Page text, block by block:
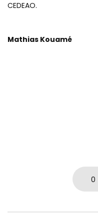
CEDEAO.
Mathias Kouamé
0